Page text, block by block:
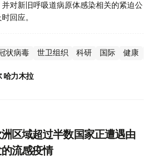
对新旧呼吸道病原体感染相关的紧迫公
回应。
状病毒 世卫组织 科研 国际 健康
哈力木拉
区域超过半数国家正遭遇由
流感疫情